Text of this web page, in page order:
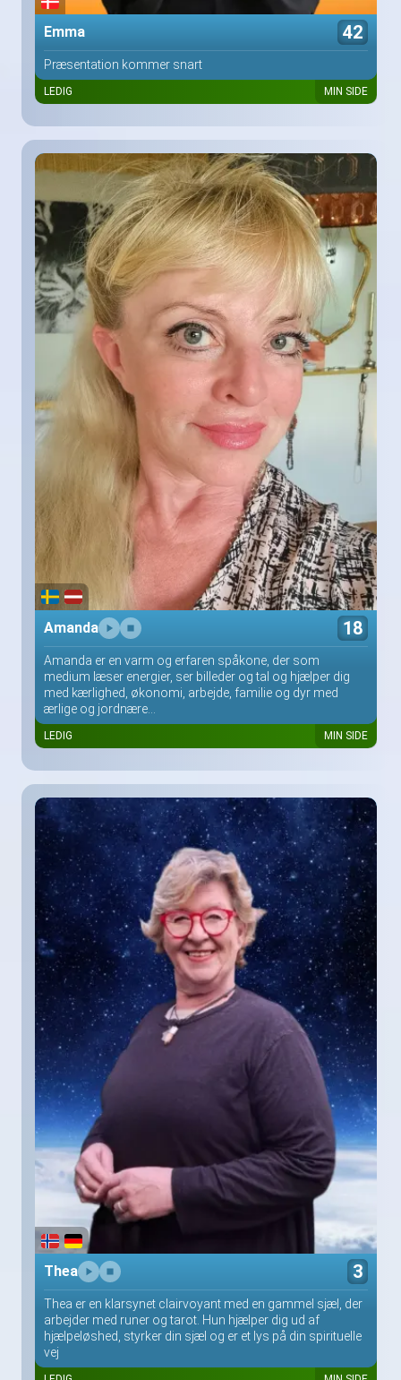
Emma 42
Præsentation kommer snart
LEDIG MIN SIDE
Amanda 18
Amanda er en varm og erfaren spåkone, der som
medium læser energier, ser billeder og tal og hjælper dig
med kærlighed, økonomi, arbejde, familie og dyr med
ærlige og jordnære...
LEDIG MIN SIDE
Thea 3
Thea er en klarsynet clairvoyant med en gammel sjæl, der
arbejder med runer og tarot. Hun hjælper dig ud af
hjælpeløshed, styrker din sjæl og er et lys på din spirituelle
vej